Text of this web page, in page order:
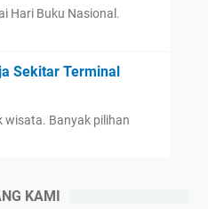
Hari Buku Nasional.
Sekitar Terminal
wisata. Banyak pilihan
KAMI